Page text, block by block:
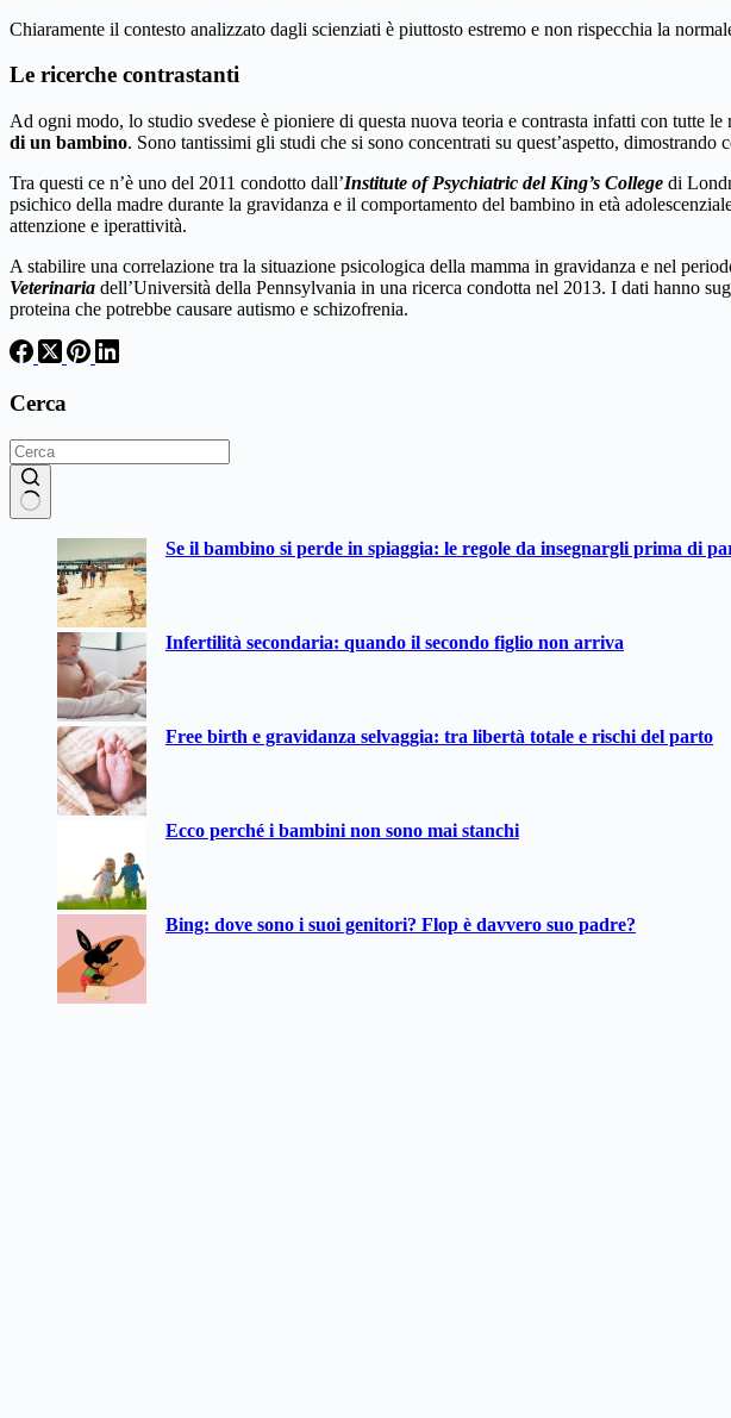
Chiaramente il contesto analizzato dagli scienziati è piuttosto estremo e non rispecchia la
Le ricerche contrastanti
Ad ogni modo, lo studio svedese è pioniere di questa nuova teoria e contrasta infatti con tutte le
di un bambino. Sono tantissimi gli studi che si sono concentrati su quest’aspetto,
Tra questi ce n’è uno del 2011 condotto dall’Institute of Psychiatric del King’s College di
psichico della madre durante la gravidanza e il comportamento del bambino in età
attenzione e iperattività.
A stabilire una correlazione tra la situazione psicologica della mamma in gravidanza e nel
Veterinaria dell’Università della Pennsylvania in una ricerca condotta nel 2013. I dati hanno
proteina che potrebbe causare autismo e schizofrenia.
Cerca
Se il bambino si perde in spiaggia: le regole da insegnargli prima di
Infertilità secondaria: quando il secondo figlio non arriva
Free birth e gravidanza selvaggia: tra libertà totale e rischi del parto
Ecco perché i bambini non sono mai stanchi
Bing: dove sono i suoi genitori? Flop è davvero suo padre?